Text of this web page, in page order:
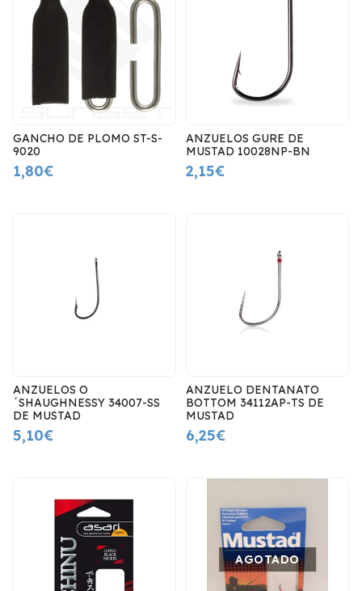
GANCHO DE PLOMO ST-S-
9020
1,80€
ANZUELOS GURE DE
MUSTAD 10028NP-BN
2,15€
ANZUELOS O
´SHAUGHNESSY 34007-SS
DE MUSTAD
5,10€
ANZUELO DENTANATO
BOTTOM 34112AP-TS DE
MUSTAD
6,25€
AGOTADO